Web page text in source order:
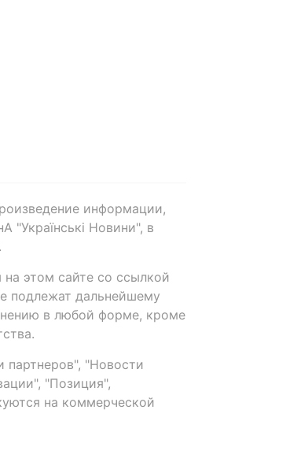
информации,
"Українські Новини", в
этом сайте со ссылкой
подлежат дальнейшему
в любой форме, кроме
"Новости
"Позиция",
на коммерческой